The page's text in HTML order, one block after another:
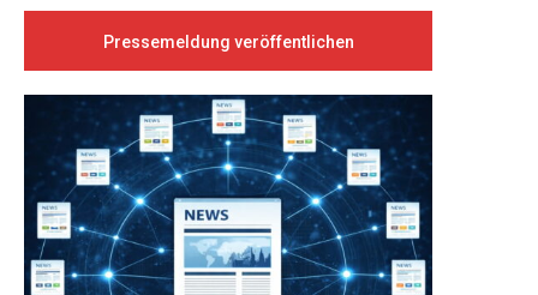
Pressemeldung veröffentlichen